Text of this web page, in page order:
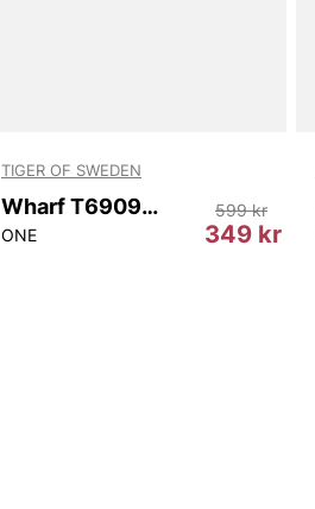
TIGER OF SWEDEN
Wharf T69097 403
ONE 349 kr
599 kr